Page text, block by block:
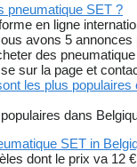
pneumatique SET ?
en ligne
avons 5 annonces
des
sur la page et
les plus populaires
dans
SET in
dont le prix va 12